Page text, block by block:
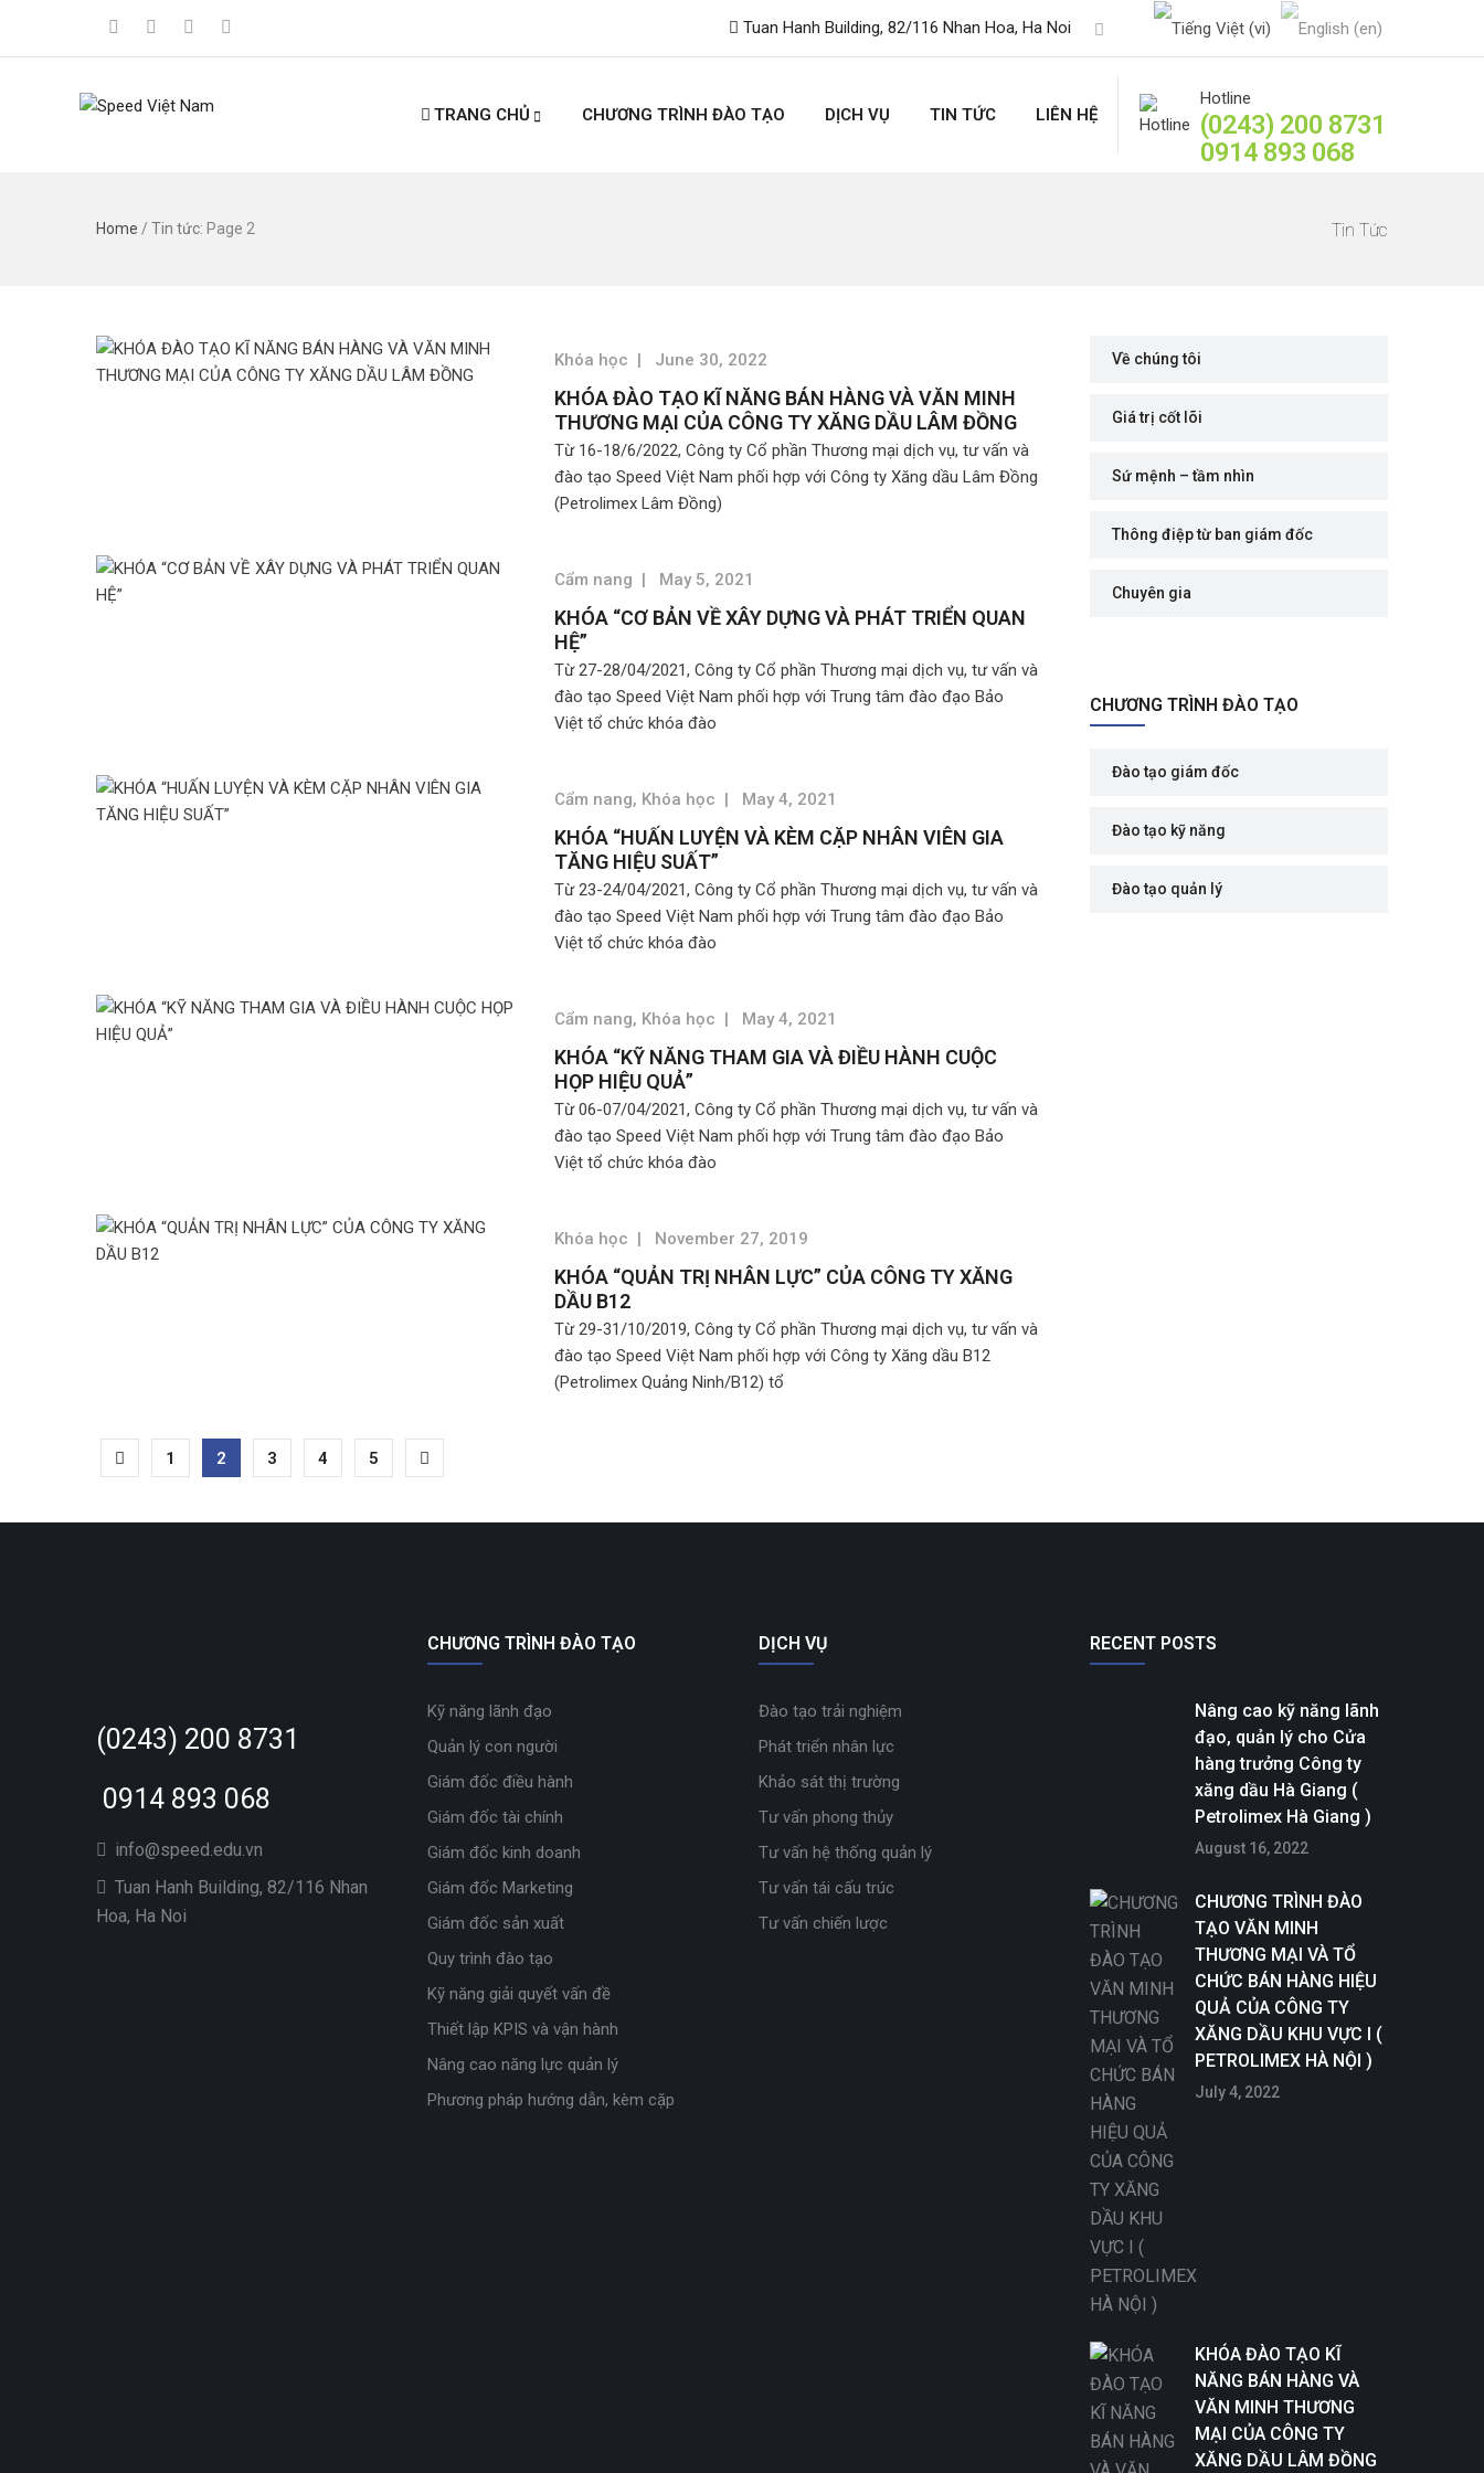
Tuan Hanh Building, 82/116 Nhan Hoa, Ha Noi
TRANG CHỦ CHƯƠNG TRÌNH ĐÀO TẠO DỊCH VỤ TIN TỨC LIÊN HỆ
Hotline
(0243) 200 8731
0914 893 068
Tin Tức
Home / Tin tức: Page 2
Khóa học | June 30, 2022
KHÓA ĐÀO TẠO KĨ NĂNG BÁN HÀNG VÀ VĂN MINH
THƯƠNG MẠI CỦA CÔNG TY XĂNG DẦU LÂM ĐỒNG
Từ 16-18/6/2022, Công ty Cổ phần Thương mại dịch vụ, tư vấn và
đào tạo Speed Việt Nam phối hợp với Công ty Xăng dầu Lâm Đồng
(Petrolimex Lâm Đồng)
Cẩm nang | May 5, 2021
KHÓA “CƠ BẢN VỀ XÂY DỰNG VÀ PHÁT TRIỂN QUAN
HỆ”
Từ 27-28/04/2021, Công ty Cổ phần Thương mại dịch vụ, tư vấn và
đào tạo Speed Việt Nam phối hợp với Trung tâm đào đạo Bảo
Việt tổ chức khóa đào
Cẩm nang, Khóa học | May 4, 2021
KHÓA “HUẤN LUYỆN VÀ KÈM CẶP NHÂN VIÊN GIA
TĂNG HIỆU SUẤT”
Từ 23-24/04/2021, Công ty Cổ phần Thương mại dịch vụ, tư vấn và
đào tạo Speed Việt Nam phối hợp với Trung tâm đào đạo Bảo
Việt tổ chức khóa đào
Cẩm nang, Khóa học | May 4, 2021
KHÓA “KỸ NĂNG THAM GIA VÀ ĐIỀU HÀNH CUỘC
HỌP HIỆU QUẢ”
Từ 06-07/04/2021, Công ty Cổ phần Thương mại dịch vụ, tư vấn và
đào tạo Speed Việt Nam phối hợp với Trung tâm đào đạo Bảo
Việt tổ chức khóa đào
Khóa học | November 27, 2019
KHÓA “QUẢN TRỊ NHÂN LỰC” CỦA CÔNG TY XĂNG
DẦU B12
Từ 29-31/10/2019, Công ty Cổ phần Thương mại dịch vụ, tư vấn và
đào tạo Speed Việt Nam phối hợp với Công ty Xăng dầu B12
(Petrolimex Quảng Ninh/B12) tổ
1 2 3 4 5
Về chúng tôi
Giá trị cốt lõi
Sứ mệnh – tầm nhìn
Thông điệp từ ban giám đốc
Chuyên gia
CHƯƠNG TRÌNH ĐÀO TẠO
Đào tạo giám đốc
Đào tạo kỹ năng
Đào tạo quản lý
(0243) 200 8731
0914 893 068
info@speed.edu.vn
Tuan Hanh Building, 82/116 Nhan
Hoa, Ha Noi
CHƯƠNG TRÌNH ĐÀO TẠO
Kỹ năng lãnh đạo
Quản lý con người
Giám đốc điều hành
Giám đốc tài chính
Giám đốc kinh doanh
Giám đốc Marketing
Giám đốc sản xuất
Quy trình đào tạo
Kỹ năng giải quyết vấn đề
Thiết lập KPIS và vận hành
Nâng cao năng lực quản lý
Phương pháp hướng dẫn, kèm cặp
DỊCH VỤ
Đào tạo trải nghiệm
Phát triển nhân lực
Khảo sát thị trường
Tư vấn phong thủy
Tư vấn hệ thống quản lý
Tư vấn tái cấu trúc
Tư vấn chiến lược
RECENT POSTS
Nâng cao kỹ năng lãnh
đạo, quản lý cho Cửa
hàng trưởng Công ty
xăng dầu Hà Giang (
Petrolimex Hà Giang )
August 16, 2022
CHƯƠNG TRÌNH ĐÀO
TẠO VĂN MINH
THƯƠNG MẠI VÀ TỔ
CHỨC BÁN HÀNG HIỆU
QUẢ CỦA CÔNG TY
XĂNG DẦU KHU VỰC I (
PETROLIMEX HÀ NỘI )
July 4, 2022
KHÓA ĐÀO TẠO KĨ
NĂNG BÁN HÀNG VÀ
VĂN MINH THƯƠNG
MẠI CỦA CÔNG TY
XĂNG DẦU LÂM ĐỒNG